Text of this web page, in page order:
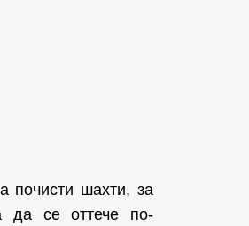
почисти шахти, за
да се оттече по-